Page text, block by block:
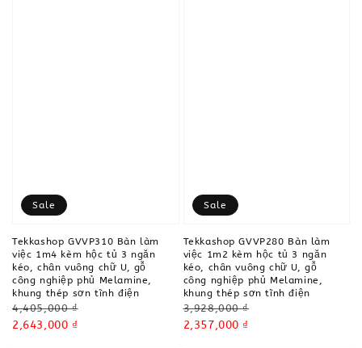
Sale
Tekkashop GVVP310 Bàn làm
việc 1m4 kèm hộc tủ 3 ngăn
kéo, chân vuông chữ U, gỗ
công nghiệp phủ Melamine,
khung thép sơn tĩnh điện
Regular
price
4,405,000 ₫
Sale
2,643,000 ₫
Sale
Tekkashop GVVP280 Bàn làm
việc 1m2 kèm hộc tủ 3 ngăn
kéo, chân vuông chữ U, gỗ
công nghiệp phủ Melamine,
khung thép sơn tĩnh điện
Regular
price
3,928,000 ₫
Sale
2,357,000 ₫